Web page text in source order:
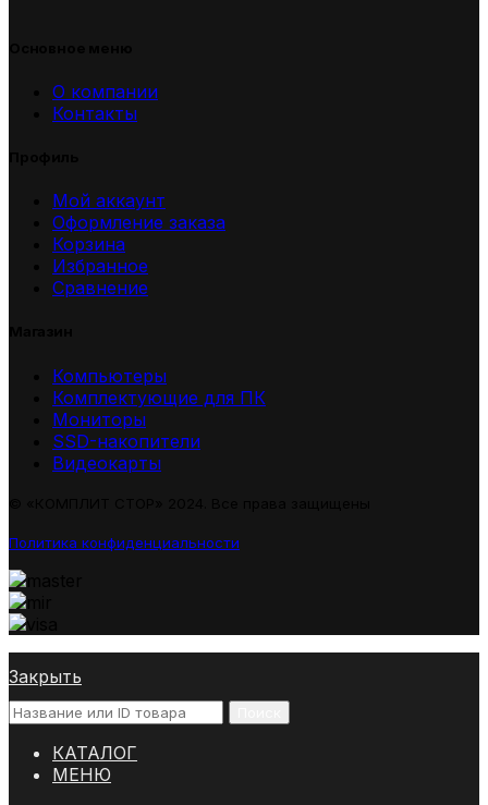
О компании
Контакты
Мой аккаунт
Оформление заказа
Корзина
Избранное
Сравнение
Компьютеры
Комплектующие для ПК
Мониторы
SSD-накопители
Видеокарты
Политика конфиденциальности
Закрыть
КАТАЛОГ
МЕНЮ